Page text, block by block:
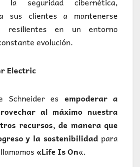
sus clientes a mantenerse
resilientes en un entorno
evolución.
Electric
Schneider es empoderar a
al máximo nuestra
recursos, de manera que
y la sostenibilidad para
«Life Is On«.